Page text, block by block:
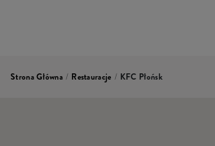
Strona Główna / Restauracje / KFC Płońsk